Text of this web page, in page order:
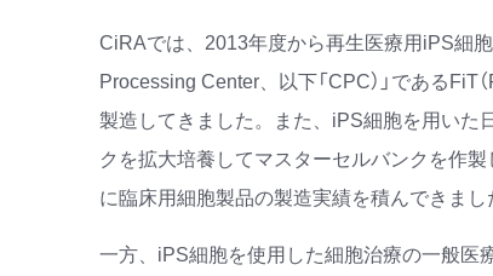
CiRAでは、2013年度から再生医療用iPS細
Processing Center、以下「CPC）」である
製造してきました。また、iPS細胞を用いた
クを拡大培養してマスターセルバンクを作
に臨床用細胞製品の製造実績を積んできまし
一方、iPS細胞を使用した細胞治療の一般医